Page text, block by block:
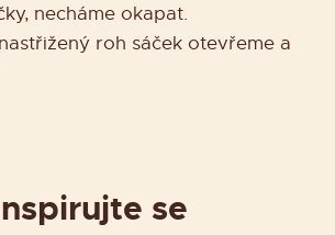
necháme okapat.
roh sáček otevřeme a
se